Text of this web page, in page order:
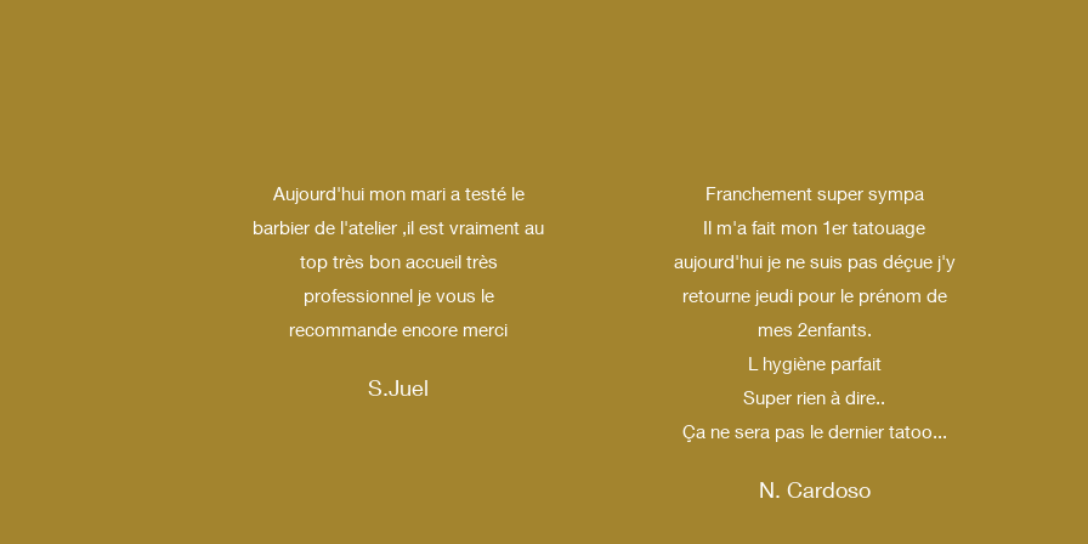
Aujourd'hui mon mari a testé le
barbier de l'atelier ,il est vraiment au
top très bon accueil très
professionnel je vous le
recommande encore merci
S.Juel
Franchement super sympa
Il m'a fait mon 1er tatouage
aujourd'hui je ne suis pas déçue j'y
retourne jeudi pour le prénom de
mes 2enfants.
L hygiène parfait
Super rien à dire..
Ça ne sera pas le dernier tatoo...
N. Cardoso